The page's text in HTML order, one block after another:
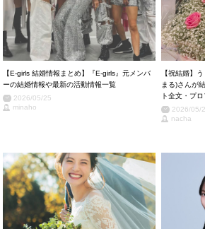
【E-girls 結婚情報まとめ】『E-girls』元メンバ
ーの結婚情報や最新の活動情報一覧
2026/05/25
minaho
【祝結婚】
まる)さんが
ト全文・プ
2026/05/
nacha